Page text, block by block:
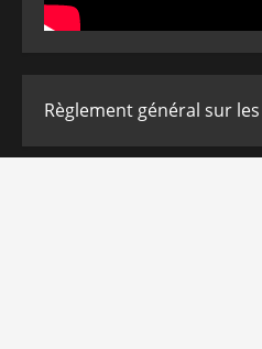
Règlement général sur